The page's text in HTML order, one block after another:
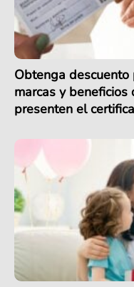
Obtenga
marcas y
presenten el